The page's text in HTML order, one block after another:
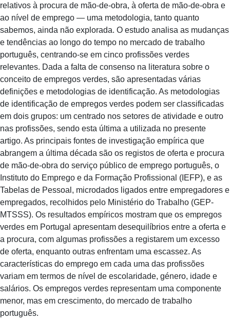
relativos à procura de mão-de-obra, à oferta de mão-de-obra e
ao nível de emprego — uma metodologia, tanto quanto
sabemos, ainda não explorada. O estudo analisa as mudanças
e tendências ao longo do tempo no mercado de trabalho
português, centrando-se em cinco profissões verdes
relevantes. Dada a falta de consenso na literatura sobre o
conceito de empregos verdes, são apresentadas várias
definições e metodologias de identificação. As metodologias
de identificação de empregos verdes podem ser classificadas
em dois grupos: um centrado nos setores de atividade e outro
nas profissões, sendo esta última a utilizada no presente
artigo. As principais fontes de investigação empírica que
abrangem a última década são os registos de oferta e procura
de mão-de-obra do serviço público de emprego português, o
Instituto do Emprego e da Formação Profissional (IEFP), e as
Tabelas de Pessoal, microdados ligados entre empregadores e
empregados, recolhidos pelo Ministério do Trabalho (GEP-
MTSSS). Os resultados empíricos mostram que os empregos
verdes em Portugal apresentam desequilíbrios entre a oferta e
a procura, com algumas profissões a registarem um excesso
de oferta, enquanto outras enfrentam uma escassez. As
características do emprego em cada uma das profissões
variam em termos de nível de escolaridade, género, idade e
salários. Os empregos verdes representam uma componente
menor, mas em crescimento, do mercado de trabalho
português.